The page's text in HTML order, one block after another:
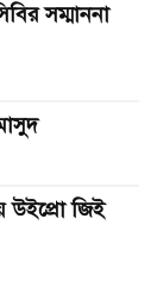
সম্মাননা
উইপ্রো জিই